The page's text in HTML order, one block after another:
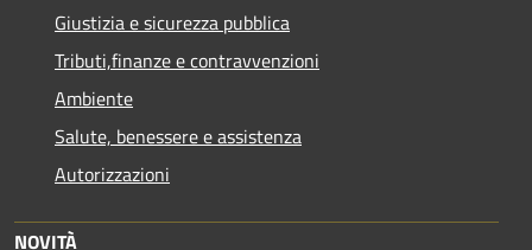
Giustizia e sicurezza pubblica
Tributi,finanze e contravvenzioni
Ambiente
Salute, benessere e assistenza
Autorizzazioni
NOVITÀ